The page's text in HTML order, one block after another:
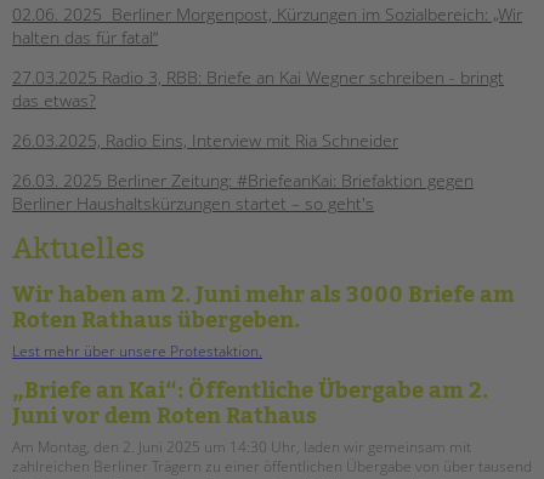
02.06. 2025 Berliner Morgenpost, Kürzungen im Sozialbereich: „Wir
halten das für fatal“
27.03.2025 Radio 3, RBB: Briefe an Kai Wegner schreiben - bringt
das etwas?
26.03.2025, Radio Eins, Interview mit Ria Schneider
26.03. 2025 Berliner Zeitung: #BriefeanKai: Briefaktion gegen
Berliner Haushaltskürzungen startet – so geht's
Aktuelles
Wir haben am 2. Juni mehr als 3000 Briefe am
Roten Rathaus übergeben.
Lest mehr über unsere Protestaktion.
„Briefe an Kai“: Öffentliche Übergabe am 2.
Juni vor dem Roten Rathaus
Am Montag, den 2. Juni 2025 um 14:30 Uhr, laden wir gemeinsam mit
zahlreichen Berliner Trägern zu einer öffentlichen Übergabe von über tausend